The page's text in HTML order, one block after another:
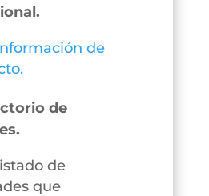
de
de
de
que